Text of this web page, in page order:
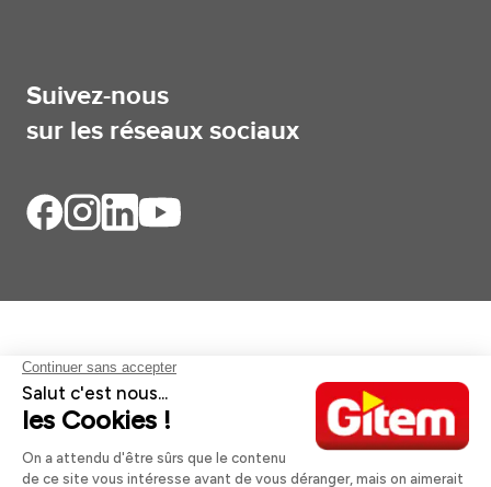
Suivez-nous
sur les réseaux sociaux
Aides et informations
Services
Informations légales